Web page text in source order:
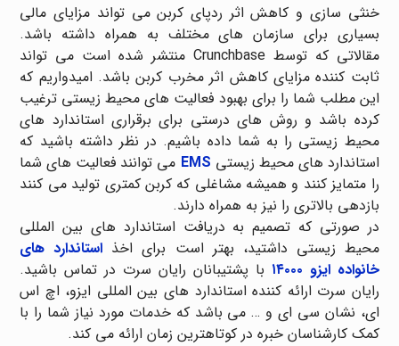
خنثی سازی و کاهش اثر ردپای کربن می تواند مزایای مالی
بسیاری برای سازمان های مختلف به همراه داشته باشد.
مقالاتی که توسط Crunchbase منتشر شده است می تواند
ثابت کننده مزایای کاهش اثر مخرب کربن باشد. امیدواریم که
این مطلب شما را برای بهبود فعالیت های محیط زیستی ترغیب
کرده باشد و روش های درستی برای برقراری استاندارد های
محیط زیستی را به شما داده باشیم. در نظر داشته باشید که
استاندارد های محیط زیستی EMS می توانند فعالیت های شما
را متمایز کنند و همیشه مشاغلی که کربن کمتری تولید می کنند
بازدهی بالاتری را نیز به همراه دارند.
در صورتی که تصمیم به دریافت استاندارد های بین المللی
محیط زیستی داشتید، بهتر است برای اخذ استاندارد های
خانواده ایزو ۱۴۰۰۰
با پشتیبانان رایان سرت در تماس باشید.
رایان سرت ارائه کننده استاندارد های بین المللی ایزو، اچ اس
ای، نشان سی ای و … می باشد که خدمات مورد نیاز شما را با
کمک کارشناسان خبره در کوتاهترین زمان ارائه می کند.